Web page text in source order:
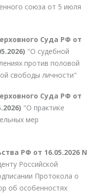
союза от 5 июля
Суда РФ от
"О судебной
против половой
свободы личности"
Суда РФ от
"О практике
мер
РФ от 16.05.2026 N
Российской
Протокола о
об особенностях